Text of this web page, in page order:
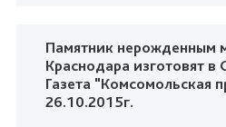
Памятник нерожденным
Краснодара изготовят в
Газета "Комсомольская
26.10.2015г.